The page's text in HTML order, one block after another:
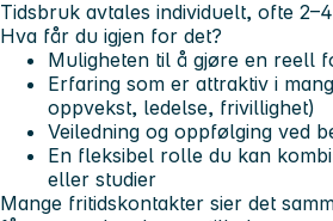
Tidsbruk avtales individuelt, ofte
Hva får du igjen for det?
Muligheten til å gjøre en reell
Erfaring som er attraktiv i
oppvekst, ledelse, frivillighet)
Veiledning og oppfølging ved
En fleksibel rolle du kan
eller studier
Mange fritidskontakter sier det